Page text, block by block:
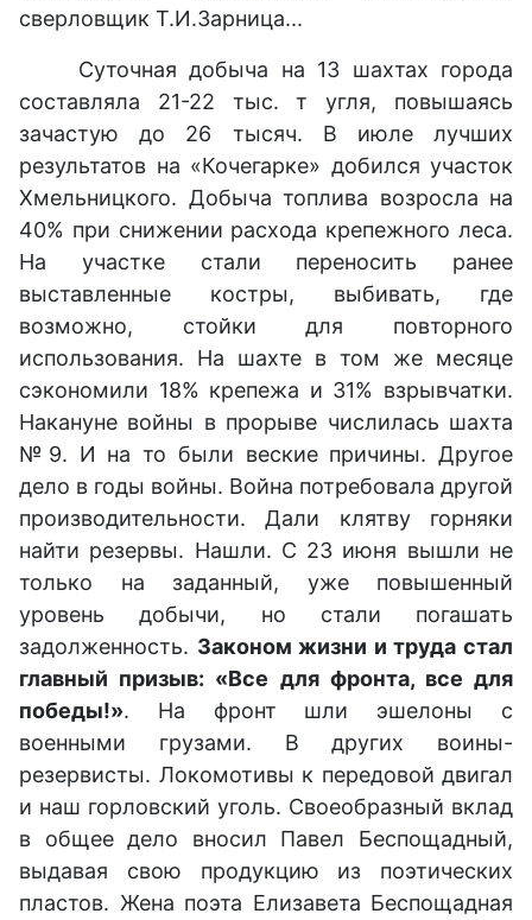
сверловщик Т.И.Зарница...
Суточная добыча на 13 шахтах города
составляла 21-22 тыс. т угля, повышаясь
зачастую до 26 тысяч. В июле лучших
результатов на «Кочегарке» добился участок
Хмельницкого. Добыча топлива возросла на
40% при снижении расхода крепежного леса.
На участке стали переносить ранее
выставленные костры, выбивать, где
возможно, стойки для повторного
использования. На шахте в том же месяце
сэкономили 18% крепежа и 31% взрывчатки.
Накануне войны в прорыве числилась шахта
№9. И на то были веские причины. Другое
дело в годы войны. Война потребовала другой
производительности. Дали клятву горняки
найти резервы. Нашли. С 23 июня вышли не
только на заданный, уже повышенный
уровень добычи, но стали погашать
задолженность. Законом жизни и труда стал
главный призыв: «Все для фронта, все для
победы!». На фронт шли эшелоны с
военными грузами. В других воины-
резервисты. Локомотивы к передовой двигал
и наш горловский уголь. Своеобразный вклад
в общее дело вносил Павел Беспощадный,
выдавая свою продукцию из поэтических
пластов. Жена поэта Елизавета Беспощадная